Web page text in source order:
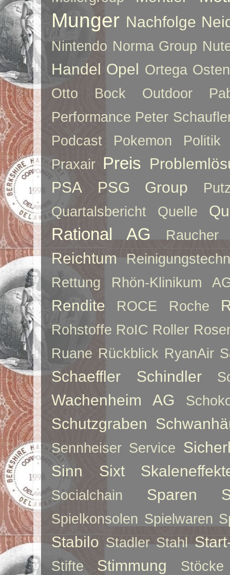
Munger Nachfolge
Nintendo Norma Group
Handel Opel Ortega Osten
Otto Bock
Outdoor
Performance Peter
Podcast
Pokemon
Politik
Praxair Preis
PSA
PSG Group
Quartalsbericht
Quelle
Rational AG Raucher
Reichtum
Rettung
Rhön-Klinikum
Rendite ROCE Roche
Rohstoffe RoIC Roller
Ruane Rückblick RyanAir
Schaeffler Schindler
Wachenheim AG
Schutzgraben
Sennheiser Service
Sinn
Sixt
Socialchain Sparen
Spielkonsolen Spielwaren
Stabilo Stadler Stahl
Stifte Stimmung
Stöcke